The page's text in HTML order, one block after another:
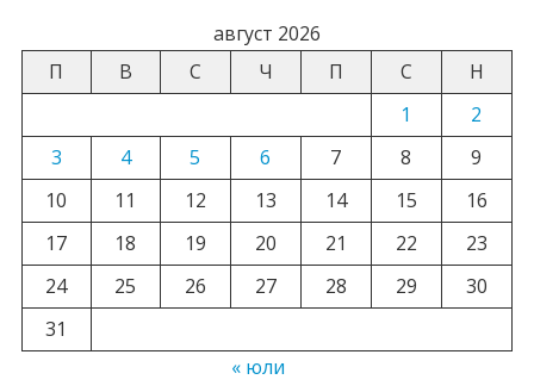
август 2026
П
В С Ч П С
Н
1
2
3
4 5 6 7 8
9
10
11 12 13 14 15
16
17
18 19 20 21 22
23
24
25 26 27 28 29
30
31
« юли